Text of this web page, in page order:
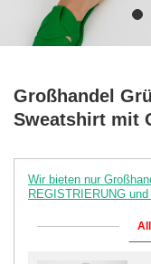
Großhandel
Sweatshirt mit
Wir bieten nur
REGISTRIERUNG